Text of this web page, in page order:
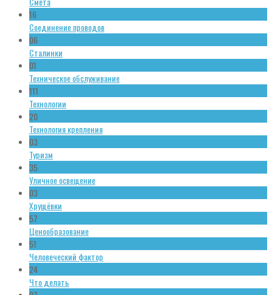
16
Соединение проводов
06
Сталинки
01
Техническое обслуживание
111
Технологии
20
Технология крепления
03
Туризм
35
Уличное освещение
03
Хрущёвки
57
Ценообразование
51
Человеческий фактор
24
Что делать